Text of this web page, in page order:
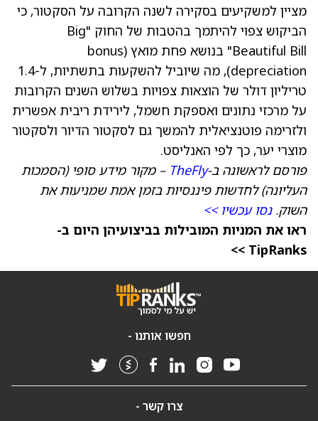
מציין למשקיעים בסקירה לשנה הקרובה על הסקטור, כי
הביקוש צפוי להיתמך בהטבות של החוק "Big
Beautiful Bill" בנושא פחת מואץ (bonus
depreciation), מה שיוביל להשקעות בתשתיות, ל-1.4
טריליון דולר של הוצאות צפויות בשלוש השנים הקרובות
על מרכזי נתונים ואספקת חשמל, לירידת ריבית אפשרית
ולזרימה פוטנציאלית להמשך גם לסקטור הדיור ולסקטור
מוצרי יער, כך לפי האנליסט.
פורסם לראשונה ב-TheFly – מקור מידע סופי (הסמכות
העליונה) לחדשות פיננסיות בזמן אמת שמניעות את
השוק.נסו עכשיו >>
ראו את המניות המובילות בביצועיהן היום ב-
TipRanks >>
חפשו אותנו -
צרו קשר -